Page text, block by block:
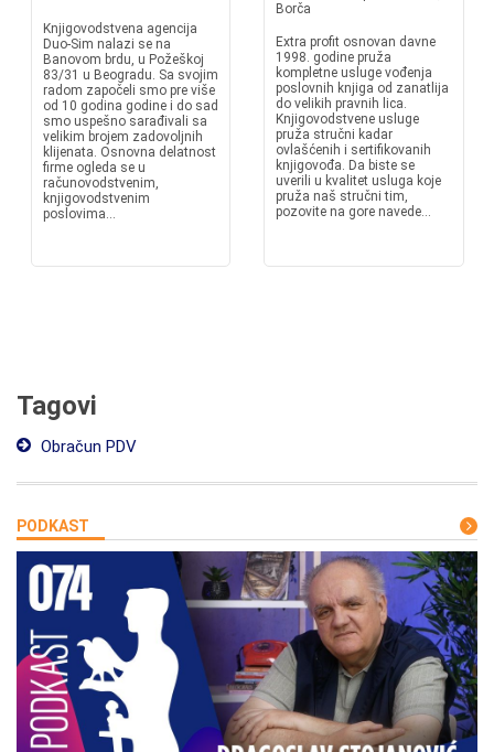
Knjigovodstvena agencija
Duo-Sim nalazi se na
Banovom brdu, u Požeškoj
83/31 u Beogradu. Sa svojim
radom započeli smo pre više
od 10 godina godine i do sad
smo uspešno sarađivali sa
velikim brojem zadovoljnih
klijenata. Osnovna delatnost
firme ogleda se u
računovodstvenim,
knjigovodstvenim
poslovima...
Borča
Extra profit osnovan davne
1998. godine pruža
kompletne usluge vođenja
poslovnih knjiga od zanatlija
do velikih pravnih lica.
Knjigovodstvene usluge
pruža stručni kadar
ovlašćenih i sertifikovanih
knjigovođa. Da biste se
uverili u kvalitet usluga koje
pruža naš stručni tim,
pozovite na gore navede...
Tagovi
Obračun PDV
PODKAST